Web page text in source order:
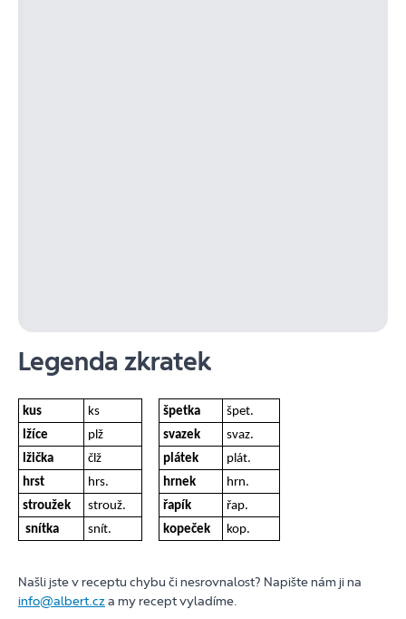
Legenda zkratek
kus ks špetka
špet.
lžíce
plž svazek
svaz.
lžička
člž plátek
plát.
hrst
hrs. hrnek
hrn.
stroužek
strouž. řapík
řap.
snítka
snít. kopeček kop.
Našli jste v receptu chybu či nesrovnalost? Napište nám ji na
info@albert.cza my recept vyladíme.